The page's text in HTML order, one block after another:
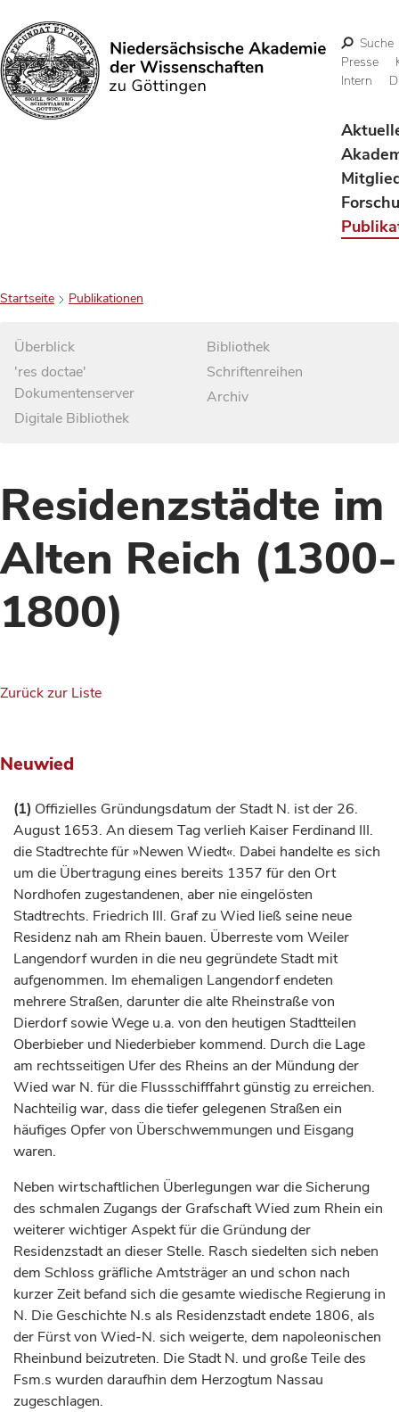
Suchen
Suche
Presse
Intern
Startseite Publikationen
Überblick
'res doctae'
Dokumentenserver
Digitale Bibliothek
Bibliothek
Schriftenreihen
Archiv
Residenzstädte im
Alten Reich (1300-
1800)
Zurück zur Liste
Neuwied
(1) Offizielles Gründungsdatum der Stadt N. ist der 26.
August 1653. An diesem Tag verlieh Kaiser Ferdinand III.
die Stadtrechte für »Newen Wiedt«. Dabei handelte es sich
um die Übertragung eines bereits 1357 für den Ort
Nordhofen zugestandenen, aber nie eingelösten
Stadtrechts. Friedrich III. Grafzu Wied ließ seine neue
Residenz nah am Rhein bauen. Überreste vom Weiler
Langendorf wurden in die neu gegründete Stadt mit
aufgenommen. Im ehemaligen Langendorf endeten
mehrere Straßen, darunter die alte Rheinstraße von
Dierdorfsowie Wege u.a. von den heutigen Stadtteilen
Oberbieber und Niederbieber kommend. Durch die Lage
am rechtsseitigen Ufer des Rheins an der Mündung der
Wied war N. für die Flussschifffahrt günstig zu erreichen.
Nachteilig war, dass die tiefer gelegenen Straßen ein
häufiges Opfer von Überschwemmungen und Eisgang
waren.
Neben wirtschaftlichen Überlegungen war die Sicherung
des schmalen Zugangs der GrafschaftWied zum Rhein ein
weiterer wichtiger Aspekt für die Gründung der
Residenzstadt an dieser Stelle. Rasch siedelten sich neben
dem Schloss gräflicheAmtsträger an und schon nach
kurzer Zeit befand sich die gesamte wiedische Regierung in
N. Die Geschichte N.s als Residenzstadt endete 1806, als
der Fürstvon Wied-N. sich weigerte, dem napoleonischen
Rheinbund beizutreten. Die Stadt N. und große Teile des
Fsm.s wurden daraufhin dem Herzogtum Nassau
zugeschlagen.